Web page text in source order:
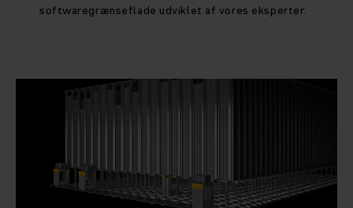
softwaregrænseflade udviklet af vores eksperter.